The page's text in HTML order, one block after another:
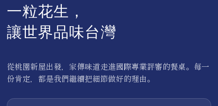
一粒花生，
讓世界品味台灣
從桃園新屋出發，家傳味道走進國際專業評審的餐桌。每一
份肯定，都是我們繼續把細節做好的理由。